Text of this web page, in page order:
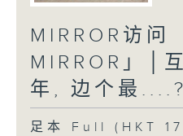
MIRROR访问
MIRROR」│
年, 边个最....?
足本 Full (HKT